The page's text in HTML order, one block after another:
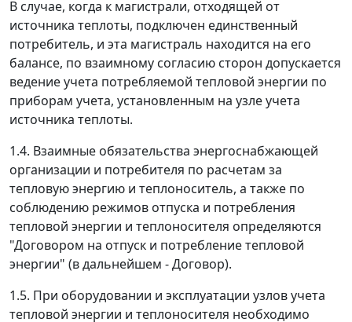
В случае, когда к магистрали, отходящей от
источника теплоты, подключен единственный
потребитель, и эта магистраль находится на его
балансе, по взаимному согласию сторон допускается
ведение учета потребляемой тепловой энергии по
приборам учета, установленным на узле учета
источника теплоты.
1.4. Взаимные обязательства энергоснабжающей
организации и потребителя по расчетам за
тепловую энергию и теплоноситель, а также по
соблюдению режимов отпуска и потребления
тепловой энергии и теплоносителя определяются
"Договором на отпуск и потребление тепловой
энергии" (в дальнейшем - Договор).
1.5. При оборудовании и эксплуатации узлов учета
тепловой энергии и теплоносителя необходимо